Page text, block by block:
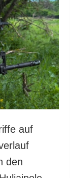
auf
den